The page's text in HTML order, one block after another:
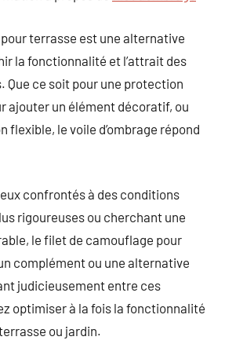
pour terrasse est une alternative
la fonctionnalité et l’attrait des
Que ce soit pour une protection
ajouter un élément décoratif, ou
flexible, le voile d’ombrage répond
confrontés à des conditions
rigoureuses ou cherchant une
le filet de camouflage pour
complément ou une alternative
judicieusement entre ces
optimiser à la fois la fonctionnalité
ou jardin.